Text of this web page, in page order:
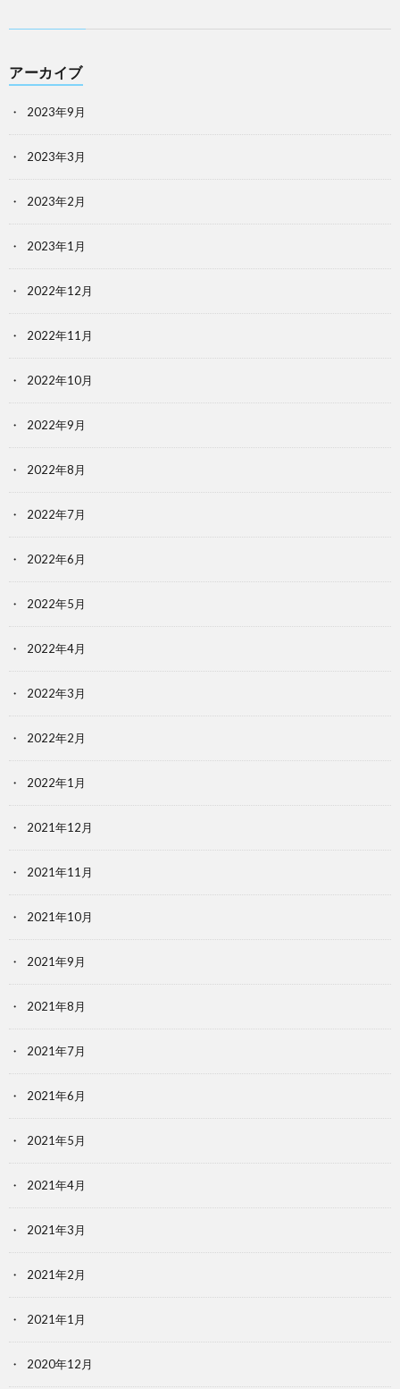
アーカイブ
2023年9月
2023年3月
2023年2月
2023年1月
2022年12月
2022年11月
2022年10月
2022年9月
2022年8月
2022年7月
2022年6月
2022年5月
2022年4月
2022年3月
2022年2月
2022年1月
2021年12月
2021年11月
2021年10月
2021年9月
2021年8月
2021年7月
2021年6月
2021年5月
2021年4月
2021年3月
2021年2月
2021年1月
2020年12月